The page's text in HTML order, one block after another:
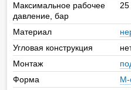
Максимальное рабочее
давление, бар
25
Материал
Угловая конструкция
Монтаж
Форма
М-